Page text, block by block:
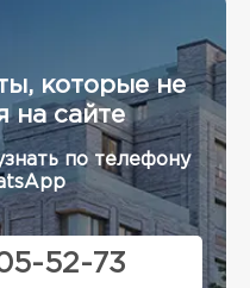
которые не
на сайте
по телефону
52-73